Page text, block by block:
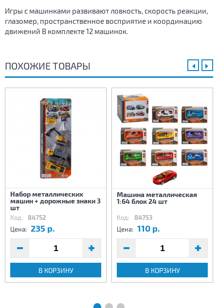
Игры с машинками развивают ловкость, скорость реакции,
глазомер, пространственное восприятие и координацию
движений В комплекте 12 машинок.
ПОХОЖИЕ ТОВАРЫ
Набор металлических
машин + дорожные знаки 3
шт
Код: 84752
Цена: 235 р.
В КОРЗИНУ
Машина металлическая
1:64 блок 24 шт
Код: 84753
Цена: 110 р.
В КОРЗИНУ